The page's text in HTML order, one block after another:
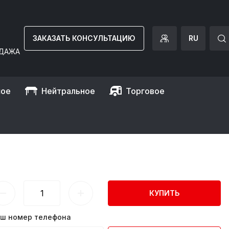
ЗАКАЗАТЬ КОНСУЛЬТАЦИЮ RU
Нейтральное Торговое
GGM Gastro
GGM GASTRO
КУПИТЬ
номер телефона